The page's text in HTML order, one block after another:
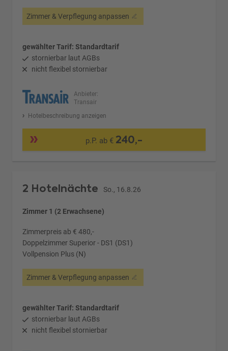
Zimmer & Verpflegung anpassen
gewählter Tarif: Standardtarif
stornierbar laut AGBs
nicht flexibel stornierbar
Anbieter:
Transair
Hotelbeschreibung anzeigen
p.P. ab € 240,-
2 Hotelnächte So., 16.8.26
Zimmer 1 (2 Erwachsene)
Zimmerpreis ab € 480,-
Doppelzimmer Superior - DS1 (DS1)
Vollpension Plus (N)
Zimmer & Verpflegung anpassen
gewählter Tarif: Standardtarif
stornierbar laut AGBs
nicht flexibel stornierbar